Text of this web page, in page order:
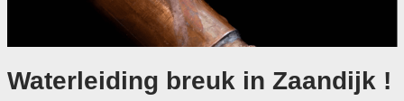
Waterleiding breuk in Zaandijk !